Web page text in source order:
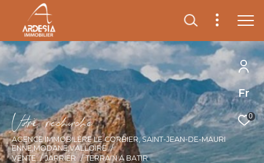
Fr
0
Vore recece
AGENCE IMMOBILÈRE LE CORBIER, SAINT-JEAN-DE-MAURI
ENNE,MODANE,VALLOIRE
VENTE
JARRIER TERRAIN A BATIR